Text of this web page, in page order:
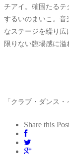
チアイ。確固たるテ
するいのまいこ。
なステージを繰り広
限りない臨場感に溢
「クラブ・ダンス
Share this